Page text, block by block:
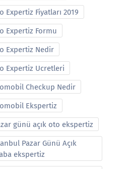
Expertiz Fiyatları 2019
Expertiz Formu
Expertiz Nedir
Expertiz Ucretleri
Checkup Nedir
Ekspertiz
günü açık oto ekspertiz
Pazar Günü Açık
ekspertiz